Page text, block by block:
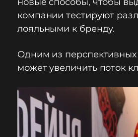
компании тестируют
лояльными к бренду.
Одним из перспективных
может увеличить поток